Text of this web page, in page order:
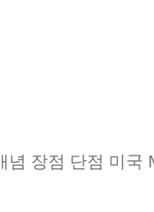
념 장점 단점 미국